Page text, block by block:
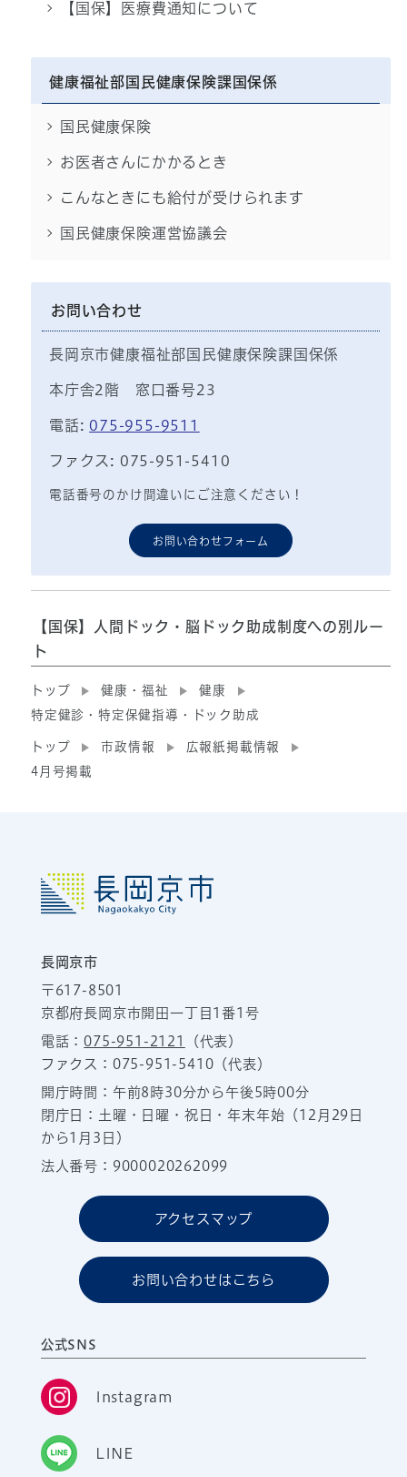
【国保】医療費通知について
健康福祉部国民健康保険課国保係
国民健康保険
お医者さんにかかるとき
こんなときにも給付が受けられます
国民健康保険運営協議会
お問い合わせ
長岡京市健康福祉部国民健康保険課国保係
本庁舎2階 窓口番号23
電話: 075-955-9511
ファクス: 075-951-5410
電話番号のかけ間違いにご注意ください！
お問い合わせフォーム
【国保】人間ドック・脳ドック助成制度への別ルー
ト
トップ 健康・福祉
健康
特定健診・特定保健指導・ドック助成
トップ 市政情報
広報紙掲載情報
4月号掲載
長岡京市
〒617-8501
京都府長岡京市開田一丁目1番1号
電話：075-951-2121
（代表）
ファクス：075-951-5410（代表）
開庁時間：午前8時30分から午後5時00分
閉庁日：土曜・日曜・祝日・年末年始（12月29日
から1月3日）
法人番号：9000020262099
アクセスマップ
お問い合わせはこちら
公式SNS
Instagram
LINE